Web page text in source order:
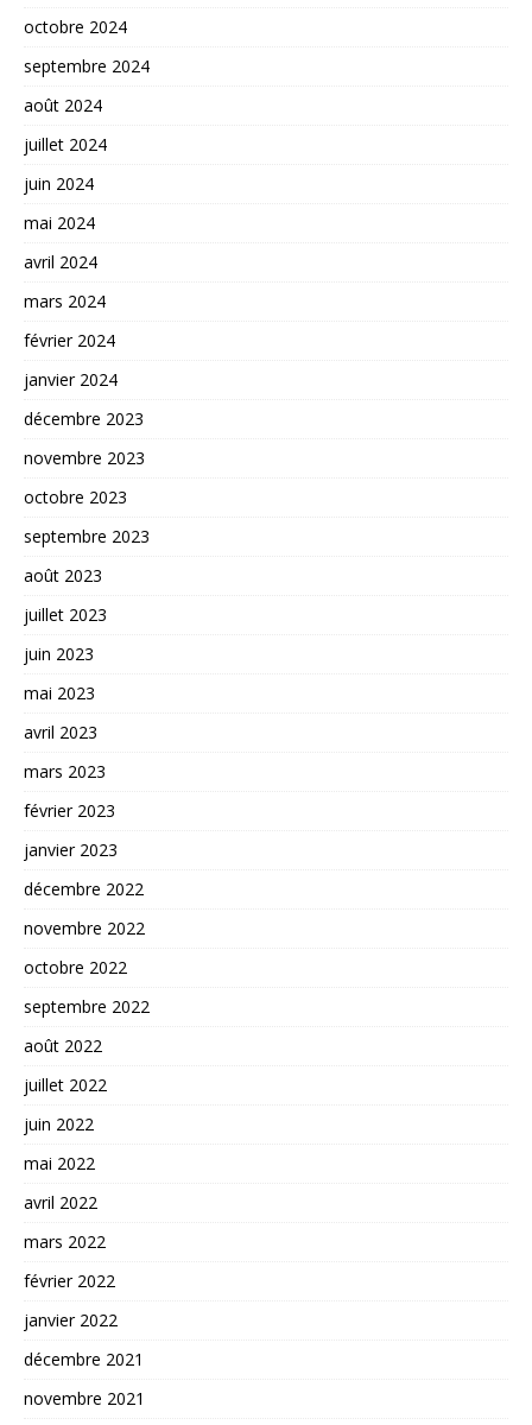
octobre 2024
septembre 2024
août 2024
juillet 2024
juin 2024
mai 2024
avril 2024
mars 2024
février 2024
janvier 2024
décembre 2023
novembre 2023
octobre 2023
septembre 2023
août 2023
juillet 2023
juin 2023
mai 2023
avril 2023
mars 2023
février 2023
janvier 2023
décembre 2022
novembre 2022
octobre 2022
septembre 2022
août 2022
juillet 2022
juin 2022
mai 2022
avril 2022
mars 2022
février 2022
janvier 2022
décembre 2021
novembre 2021